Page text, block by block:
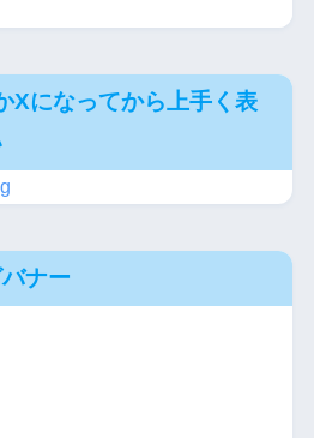
になってから上手く表
ナー